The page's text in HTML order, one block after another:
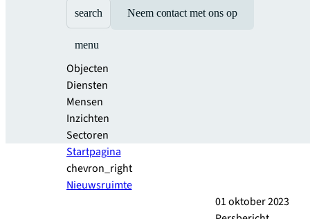
search Neem contact met ons op
menu
Objecten
Diensten
Mensen
Inzichten
Sectoren
Startpagina
chevron_right
Nieuwsruimte
01 oktober 2023